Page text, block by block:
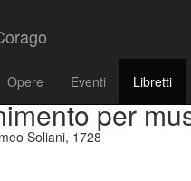
Opere Eventi Libretti
per
Soliani, 1728